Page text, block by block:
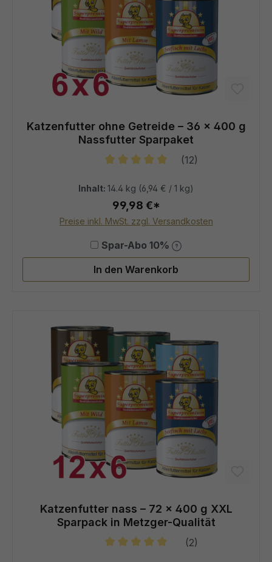
Katzenfutter ohne Getreide – 36 × 400 g
Nassfutter Sparpaket
(12)
Inhalt: 14.4 kg (6,94 € / 1 kg)
99,98 €*
Preise inkl. MwSt. zzgl. Versandkosten
Spar-Abo 10%
In den Warenkorb
Katzenfutter nass – 72 × 400 g XXL
Sparpack in Metzger-Qualität
(2)